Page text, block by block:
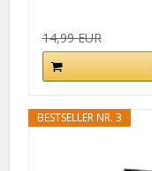
14,99 EUR
BESTSELLER NR. 3